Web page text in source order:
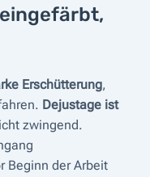
Erschütterung,
Dejustage ist
zwingend.
Beginn der Arbeit